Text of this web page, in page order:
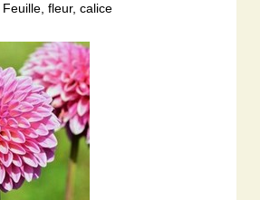
Feuille, fleur, calice